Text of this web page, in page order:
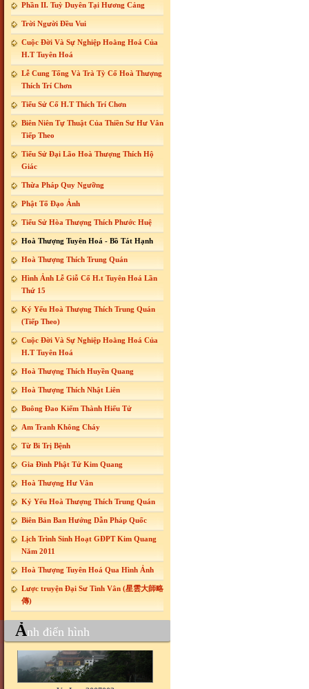
Phần II. Tuỳ Duyên Tại Hương Cảng
Trời Người Đều Vui
Cuộc Đời Và Sự Nghiệp Hoằng Hoá Của
H.T Tuyên Hoá
Lễ Cung Tống Và Trà Tỳ Cố Hoà Thượng
Thích Trí Chơn
Tiểu Sử Cố H.T Thích Trí Chơn
Biên Niên Tự Thuật Của Thiền Sư Hư Vân
Tiếp Theo
Tiểu Sử Đại Lão Hoà Thượng Thích Hộ
Giác
Thừa Pháp Quy Ngưỡng
Phật Tổ Đạo Ảnh
Tiểu Sử Hòa Thượng Thích Phước Huệ
Hoà Thượng Tuyên Hoá - Bồ Tát Hạnh
Hoà Thượng Thích Trung Quán
Hình Ảnh Lễ Giỗ Cố H.t Tuyên Hoá Lần
Thứ 15
Ký Yếu Hoà Thượng Thích Trung Quán
(Tiếp Theo)
Cuộc Đời Và Sự Nghiệp Hoằng Hoá Của
H.T Tuyên Hoá
Hoà Thượng Thích Huyền Quang
Hoà Thượng Thích Nhật Liên
Buông Đao Kiếm Thành Hiếu Tử
Am Tranh Không Cháy
Từ Bi Trị Bệnh
Gia Đình Phật Tử Kim Quang
Hoà Thượng Hư Vân
Kỷ Yếu Hoà Thượng Thích Trung Quán
Biên Bản Ban Hướng Dẫn Pháp Quốc
Lịch Trình Sinh Hoạt GĐPT Kim Quang
Năm 2011
Hoà Thượng Tuyên Hoá Qua Hình Ảnh
Lược truyện Đại Sư Tinh Vân (星雲大師略
傳)
Ảnh điển hình
Vu Lan 2007003